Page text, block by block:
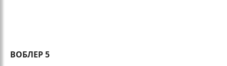
ВОБЛЕР 5